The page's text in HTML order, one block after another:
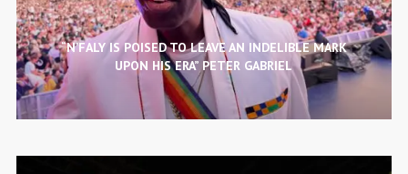
“N’FALY IS POISED TO LEAVE AN INDELIBLE MARK
UPON HIS ERA” PETER GABRIEL